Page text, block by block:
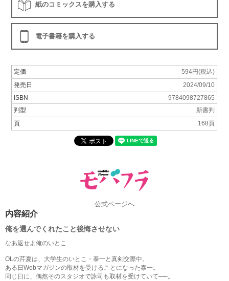
紙のコミックスを購入する
電子書籍を購入する
定価
594円(税込)
発売日
2024/09/10
ISBN
9784098727865
判型
新書判
頁
168頁
公式ページへ
内容紹介
俺を選んでくれたこと後悔させない
なあ返せよ俺のいとこ
OLの芹夏は、大学生のいとこ・泰一と真剣交際中。
ある日Webマガジンの取材を受けることになった泰一。
同じ日に、偶然そのスタジオで詠司も取材を受けていて──。